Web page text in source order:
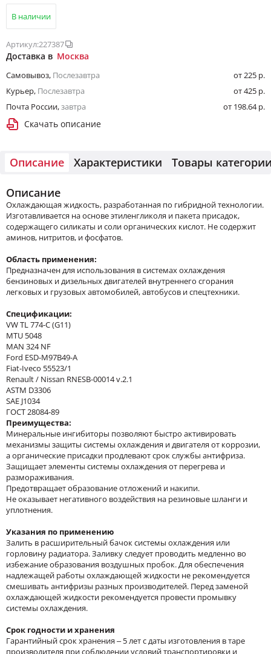
В наличии
Артикул:227387
Доставка в Москва
Самовывоз, Послезавтра
от 225 р.
Курьер, Послезавтра
от 425 р.
Почта России,завтра от 198.64 р.
Скачать описание
Описание Характеристики Товары
Описание
Охлаждающая жидкость, разработанная по гибридной технологии.
Изготавливается на основе этиленгликоля и пакета присадок,
содержащего силикаты и соли органических кислот. Не содержит
аминов, нитритов, и фосфатов.
Область применения:
Предназначен для использования в системах охлаждения
бензиновых и дизельных двигателей внутреннего сгорания
легковых и грузовых автомобилей, автобусов и спецтехники.
Спецификации:
VW TL 774-C (G11)
MTU 5048
MAN 324 NF
Ford ESD-M97B49-A
Fiat-Iveco 55523/1
Renault / Nissan RNESB-00014 v.2.1
ASTM D3306
SAE J1034
ГОСТ 28084-89
Преимущества:
Минеральные ингибиторы позволяют быстро активировать
механизмы защиты системы охлаждения и двигателя от коррозии,
а органические присадки продлевают срок службы антифриза.
Защищает элементы системы охлаждения от перегрева и
размораживания.
Предотвращает образование отложений и накипи.
Не оказывает негативного воздействия на резиновые шланги и
уплотнения.
Указания по применению
Залить в расширительный бачок системы охлаждения или
горловину радиатора. Заливку следует проводить медленно во
избежание образования воздушных пробок. Для обеспечения
надлежащей работы охлаждающей жидкости не рекомендуется
смешивать антифризы разных производителей. Перед заменой
охлаждающей жидкости рекомендуется провести промывку
системы охлаждения.
Срок годности и хранения
Гарантийный срок хранения – 5 лет с даты изготовления в таре
производителя при соблюдении условий транспортировки и